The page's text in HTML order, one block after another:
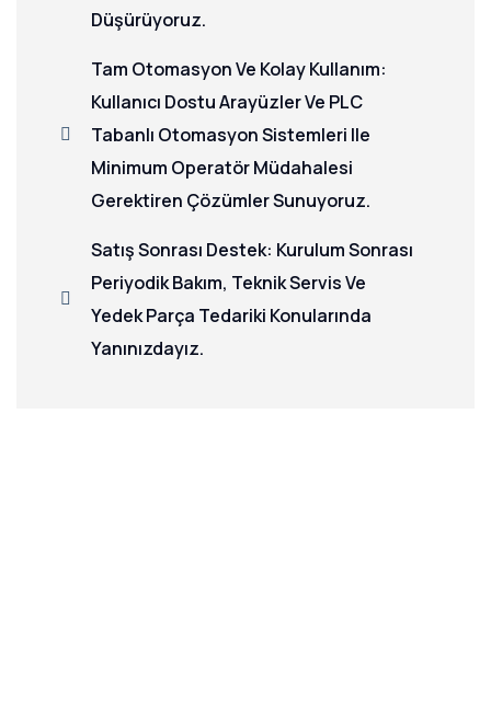
Düşürüyoruz.
Tam Otomasyon Ve Kolay Kullanım:
Kullanıcı Dostu Arayüzler Ve PLC
Tabanlı Otomasyon Sistemleri Ile
Minimum Operatör Müdahalesi
Gerektiren Çözümler Sunuyoruz.
Satış Sonrası Destek: Kurulum Sonrası
Periyodik Bakım, Teknik Servis Ve
Yedek Parça Tedariki Konularında
Yanınızdayız.